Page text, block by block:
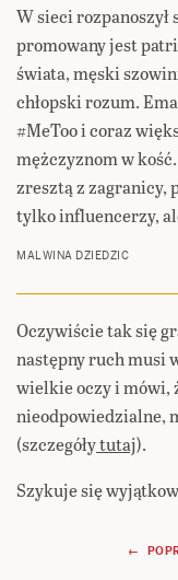
W sieci rozpanoszył
promowany jest
świata, męski
chłopski rozum.
#MeToo i coraz
mężczyznom w
zresztą z zagranicy,
tylko influencerzy,
MALWINA DZIEDZIC
Oczywiście tak się
następny ruch musi
wielkie oczy i mówi,
nieodpowiedzialne,
(szczegółytutaj).
Szykuje się
Nawigacja
←